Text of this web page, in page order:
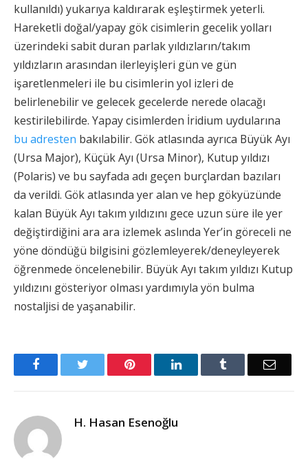
kullanıldı) yukarıya kaldırarak eşleştirmek yeterli.
Hareketli doğal/yapay gök cisimlerin gecelik yolları
üzerindeki sabit duran parlak yıldızların/takım
yıldızların arasından ilerleyişleri gün ve gün
işaretlenmeleri ile bu cisimlerin yol izleri de
belirlenebilir ve gelecek gecelerde nerede olacağı
kestirilebilirde. Yapay cisimlerden İridium uydularına
bu adresten bakılabilir. Gök atlasında ayrıca Büyük Ayı
(Ursa Major), Küçük Ayı (Ursa Minor), Kutup yıldızı
(Polaris) ve bu sayfada adı geçen burçlardan bazıları
da verildi. Gök atlasında yer alan ve hep gökyüzünde
kalan Büyük Ayı takım yıldızını gece uzun süre ile yer
değiştirdiğini ara ara izlemek aslında Yer’in göreceli ne
yöne döndüğü bilgisini gözlemleyerek/deneyleyerek
öğrenmede öncelenebilir. Büyük Ayı takım yıldızı Kutup
yıldızını gösteriyor olması yardımıyla yön bulma
nostaljisi de yaşanabilir.
FacebookTwitter Pinterest LinkedInTumblr Email
H. Hasan Esenoğlu